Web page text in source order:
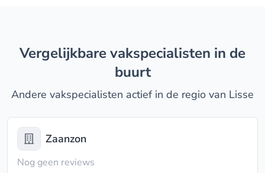
Vergelijkbare vakspecialisten in de
buurt
Andere vakspecialisten actief in de regio van Lisse
Zaanzon
Nog geen reviews